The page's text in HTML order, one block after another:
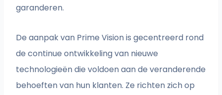
garanderen.
De aanpak van Prime Vision is gecentreerd rond
de continue ontwikkeling van nieuwe
technologieën die voldoen aan de veranderende
behoeften van hun klanten. Ze richten zich op